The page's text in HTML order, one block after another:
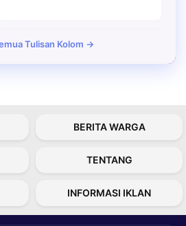
Tulisan Kolom →
BERITA WARGA
TENTANG
INFORMASI IKLAN